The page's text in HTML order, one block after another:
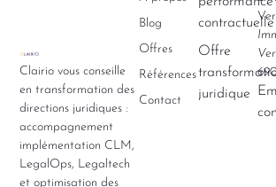
Clairio vous conseille
en transformation des
directions juridiques :
accompagnement
implémentation CLM,
LegalOps, Legaltech
et optimisation des
contractuelle
Offre
juridique
Blog
Offres
Références
Contact